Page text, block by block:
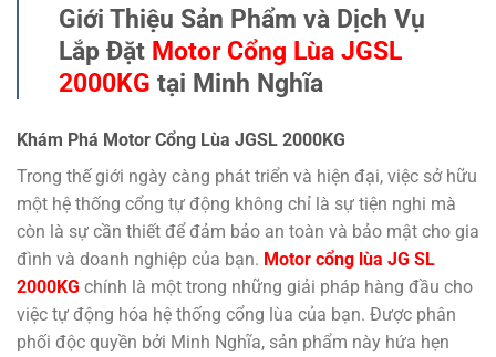
Giới Thiệu Sản Phẩm và Dịch Vụ
Lắp Đặt Motor Cổng Lùa JGSL
2000KG tại Minh Nghĩa
Khám Phá Motor Cổng Lùa JGSL 2000KG
Trong thế giới ngày càng phát triển và hiện đại, việc sở hữu
một hệ thống cổng tự động không chỉ là sự tiện nghi mà
còn là sự cần thiết để đảm bảo an toàn và bảo mật cho gia
đình và doanh nghiệp của bạn. Motor cổng lùa JG SL
2000KG chính là một trong những giải pháp hàng đầu cho
việc tự động hóa hệ thống cổng lùa của bạn. Được phân
phối độc quyền bởi Minh Nghĩa, sản phẩm này hứa hẹn